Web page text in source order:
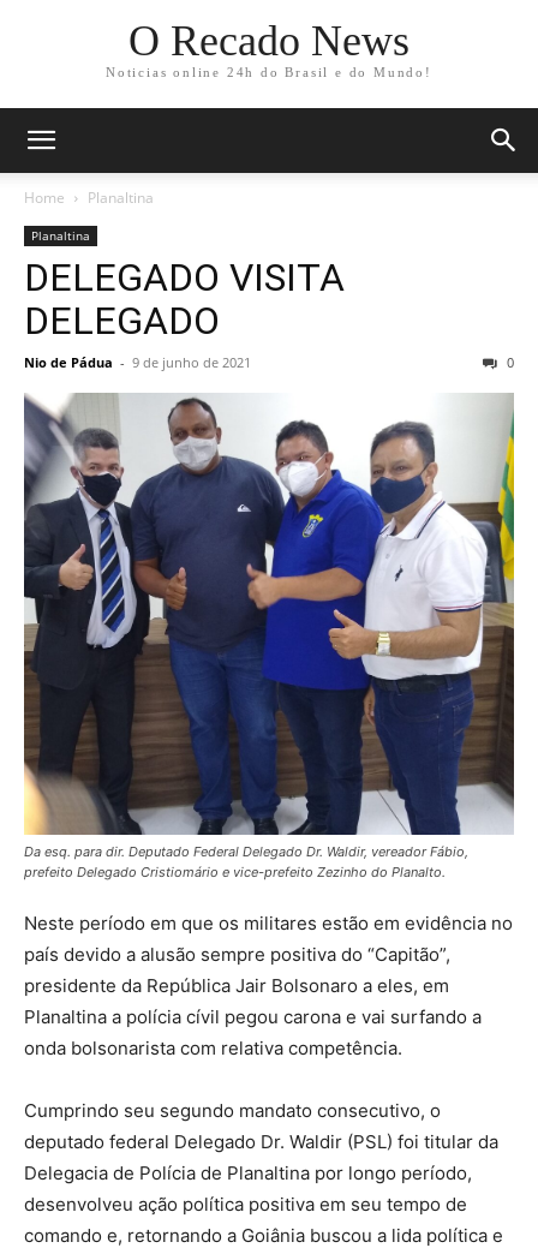
O Recado News
Noticias online 24h do Brasil e do Mundo!
Home Planaltina
Planaltina
DELEGADO VISITA
DELEGADO
Nio de Pádua - 9 de junho de 2021 0
Da esq. para dir. Deputado Federal Delegado Dr. Waldir, vereador Fábio,
prefeito Delegado Cristiomário e vice-prefeito Zezinho do Planalto.
Neste período em que os militares estão em evidência no
país devido a alusão sempre positiva do “Capitão”,
presidente da República Jair Bolsonaro a eles, em
Planaltina a polícia cívil pegou carona e vai surfando a
onda bolsonarista com relativa competência.
Cumprindo seu segundo mandato consecutivo, o
deputado federal Delegado Dr. Waldir (PSL) foi titular da
Delegacia de Polícia de Planaltina por longo período,
desenvolveu ação política positiva em seu tempo de
comando e, retornando a Goiânia buscou a lida política e